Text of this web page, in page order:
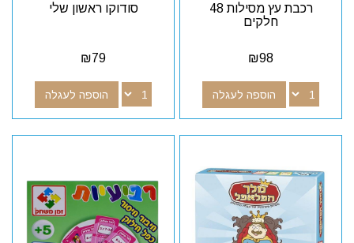
רכבת עץ מסילות 48
חלקים
₪98
הוספה לעגלה
סודוקו ראשון שלי
₪79
הוספה לעגלה